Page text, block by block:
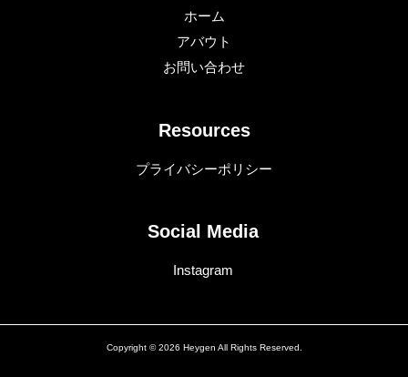
ホーム
アバウト
お問い合わせ
Resources
プライバシーポリシー
Social Media
Instagram
Copyright © 2026 Heygen All Rights Reserved.